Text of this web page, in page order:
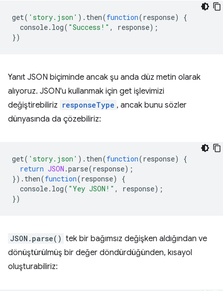
get( 'story.json' ). then(function(response)
{
console. log( "Success!" , response);
})
Yanıt JSON biçiminde ancak şu anda düz metin olarak
alıyoruz. JSON'u kullanmak için get işlevimizi
değiştirebiliriz responseType , ancak bunu sözler
dünyasında da çözebiliriz:
get( 'story.json' ). then(function(response)
{
return JSON .parse(response);
}). then(function(response)
{
console. log( "Yey JSON!" , response);
})
JSON.parse() tek bir bağımsız değişken aldığından ve
dönüştürülmüş bir değer döndürdüğünden, kısayol
oluşturabiliriz: